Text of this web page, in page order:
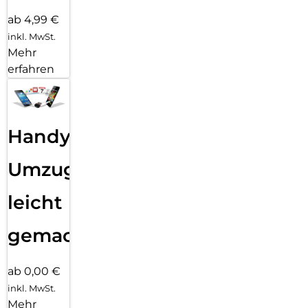
dabei bis zu 29 Stunden Videowiedergabe. Wenn der Akku
doch mal nachgeladen werden muss, bringt die
Schnellladefunktion Tempo ins Spiel. So ist das Galaxy A57
5G schnell wieder an deiner Seite.
ab 4,99 €
inkl. MwSt.
Mehr
erfahren
Handy
Umzug
leicht
gemacht!
ab 0,00 €
inkl. MwSt.
Mehr